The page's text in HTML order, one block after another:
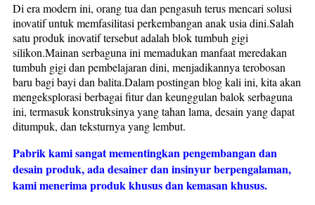
Di era modern ini, orang tua dan pengasuh terus mencari solusi
inovatif untuk memfasilitasi perkembangan anak usia dini.Salah
satu produk inovatif tersebut adalah blok tumbuh gigi
silikon.Mainan serbaguna ini memadukan manfaat meredakan
tumbuh gigi dan pembelajaran dini, menjadikannya terobosan
baru bagi bayi dan balita.Dalam postingan blog kali ini, kita akan
mengeksplorasi berbagai fitur dan keunggulan balok serbaguna
ini, termasuk konstruksinya yang tahan lama, desain yang dapat
ditumpuk, dan teksturnya yang lembut.
Pabrik kami sangat mementingkan pengembangan dan
desain produk, ada desainer dan insinyur berpengalaman,
kami menerima produk khusus dan kemasan khusus.